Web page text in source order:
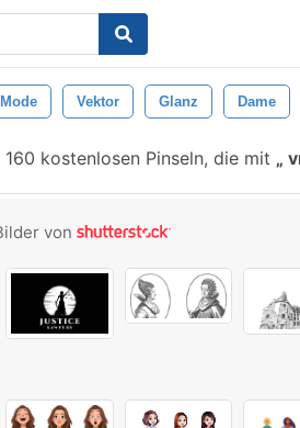
Mode Vektor Glanz Dame
160 kostenlosen Pinseln, die mit
von